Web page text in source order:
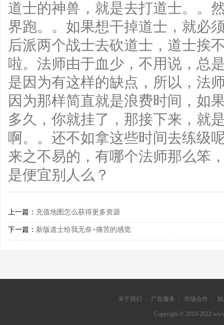
道士的神兽，就是去打道士。。
界跑。。如果想干掉道士，就必
后派两个战士去砍道士，道士挨
啦。法师由于血少，不用说，总
是因为有这样的缺点，所以，法
因为那样简直就是浪费时间，如
多久，你就挂了，那接下来，就
啊。。还不如拿这些时间去练级
来之不易的，有哪个法师那么笨
是便宜别人么？
上一篇： 充值地图怎么获得更多资源
下一篇： 新版道士给我无奈+痛苦的感觉
关于我们 ┊ 广告服务 ┊ 市场合作 ┊
Copyright © 2019-2022